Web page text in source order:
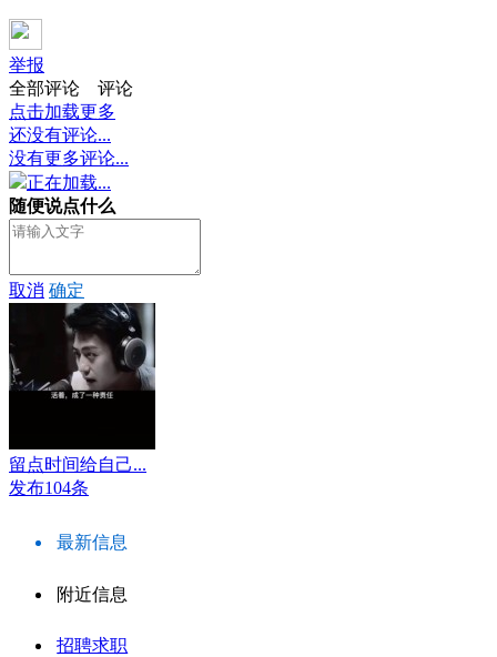
举报
全部评论
评论
点击加载更多
还没有评论...
没有更多评论...
正在加载...
随便说点什么
取消 确定
留点时间给自己...
发布104条
最新信息
附近信息
招聘求职